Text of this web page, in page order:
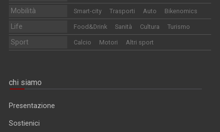
Mobilità Smart-city Trasporti Auto Bikenomics
Life Food&Drink Sanità Cultura Turismo
Sport Calcio Motori Altri sport
chi siamo
Presentazione
Sostienici